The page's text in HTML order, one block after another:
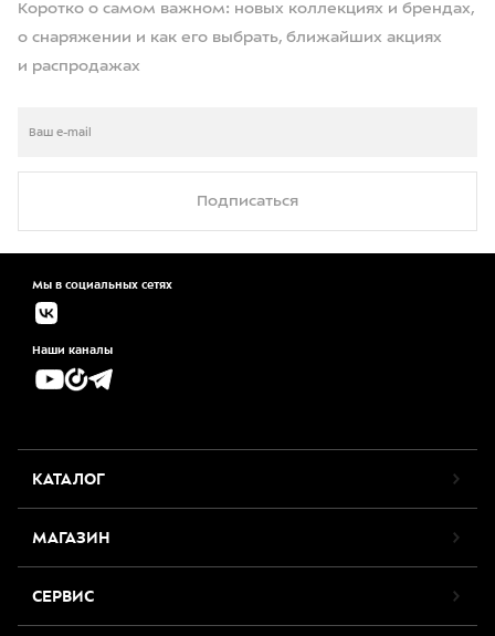
Коротко о самом важном: новых коллекциях и брендах,
о снаряжении и как его выбрать, ближайших акциях
и распродажах
Подписаться
Мы в социальных сетях
Наши каналы
КАТАЛОГ
МАГАЗИН
СЕРВИС